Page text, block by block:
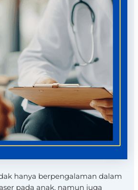
hanya berpengalaman dalam
pada anak, namun juga